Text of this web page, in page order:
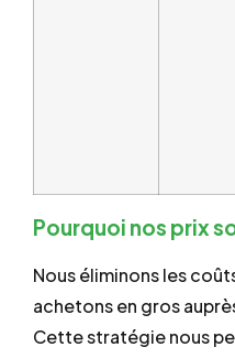
Pourquoi nos prix
Nous éliminons les
achetons en gros
Cette stratégie nous